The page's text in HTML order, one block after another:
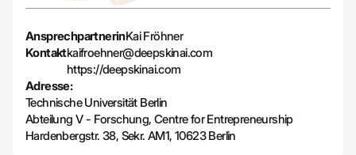
AnsprechpartnerinKai Fröhner
Kontaktkaifroehner@deepskinai.com
https://deepskinai.com
Adresse:
Technische Universität Berlin
Abteilung V - Forschung, Centre for Entrepreneurship
Hardenbergstr. 38, Sekr. AM1, 10623 Berlin